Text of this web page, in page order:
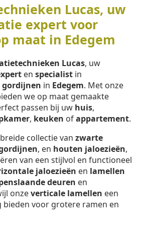
Lucas, uw
expert voor
maat in Edegem
Lucas, uw
en specialist in
gordijnen in Edegem. Met onze
we op maat gemaakte
passen bij uw huis,
, keuken ofappartement.
collectie van zwarte
, en houten jaloezieën,
van een stijlvol en functioneel
jaloezieën en lamellen
deuren en
onzeverticale lamellen een
bieden voor grotere ramen en